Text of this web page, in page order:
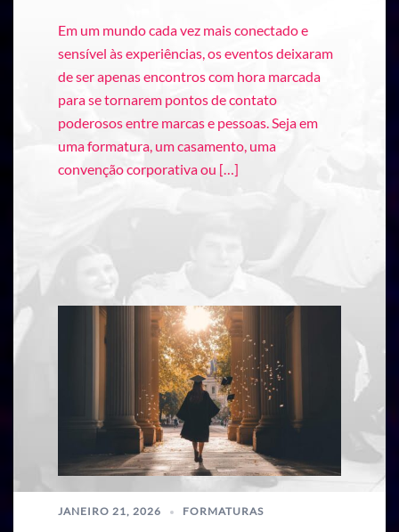
Em um mundo cada vez mais conectado e
sensível às experiências, os eventos deixaram
de ser apenas encontros com hora marcada
para se tornarem pontos de contato
poderosos entre marcas e pessoas. Seja em
uma formatura, um casamento, uma
convenção corporativa ou […]
JANEIRO 21, 2026 FORMATURAS